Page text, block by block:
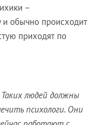
–
и обычно происходит
приходят по
Таких людей должны
психологи. Они